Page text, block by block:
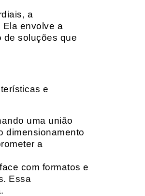
a
envolve a
de soluções que
e
uma união
dimensionamento
a
com formatos e
Essa